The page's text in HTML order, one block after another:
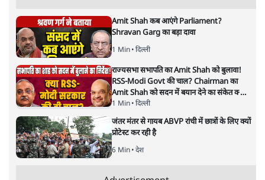
"40 करोड़ युवाओं की ताकत!" Prayagraj में
Rahul Gandhi ने क्यों कही दर्द, डाटा, दौलत की
बात?
उत्तर प्रदेश
'Chhatron Ki Goonj' Political War! Ajay
Rai, Tarun Chugh & Shatrughan on
Rahul Gandhi
1 Min• उत्तर प्रदेश
Advertisement